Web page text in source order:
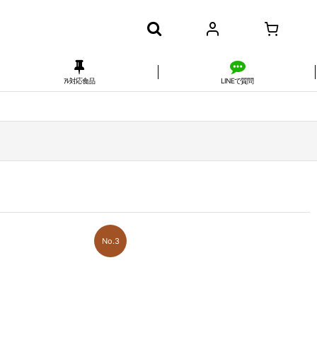
ｱﾚ対応食品 LINEで質問
No.3